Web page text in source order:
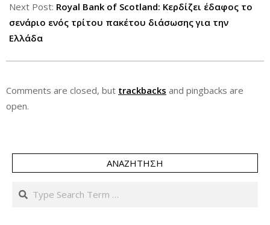
Next Post: Royal Bank of Scotland: Κερδίζει έδαφος το
σενάριο ενός τρίτου πακέτου διάσωσης για την
Ελλάδα
Comments are closed, but trackbacks and pingbacks are
open.
ΑΝΑΖΉΤΗΣΗ
Search